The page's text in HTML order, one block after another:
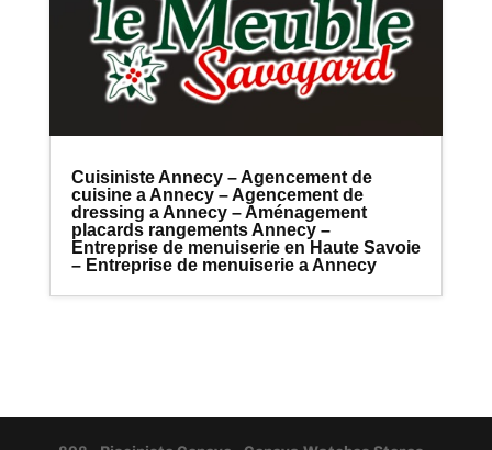
Cuisiniste Annecy – Agencement de
cuisine a Annecy – Agencement de
dressing a Annecy – Aménagement
placards rangements Annecy –
Entreprise de menuiserie en Haute Savoie
– Entreprise de menuiserie a Annecy